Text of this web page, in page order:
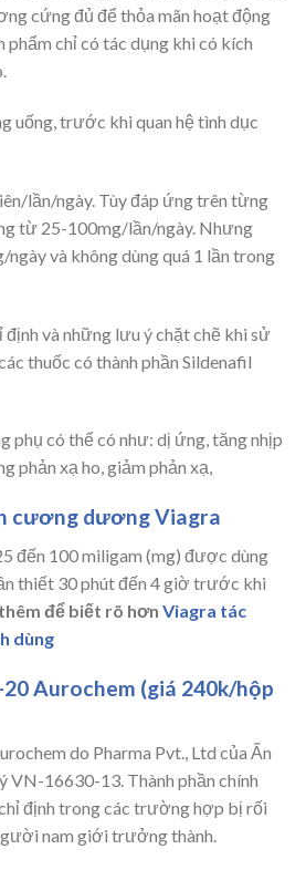
cứng đủ để thỏa mãn hoạt động
phẩm chỉ có tác dụng khi có kích
uống, trước khi quan hệ tình dục
lần/ngày. Tùy đáp ứng trên từng
từ 25-100mg/lần/ngày. Nhưng
ngày và không dùng quá 1 lần trong
định và những lưu ý chặt chẽ khi sử
thuốc có thành phần Sildenafil
phụ có thể có như: dị ứng, tăng nhịp
phản xạ ho, giảm phản xạ,
cương dương Viagra
đến 100 miligam (mg) được dùng
thiết 30 phút đến 4 giờ trước khi
để biết rõ hơn Viagra tác
dùng
Aurochem (giá 240k/hộp
do Pharma Pvt., Ltd của Ấn
VN-16630-13. Thành phần chính
định trong các trường hợp bị rối
nam giới trưởng thành.